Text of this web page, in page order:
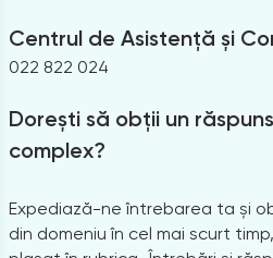
Centrul de Asistență și
022 822 024
Dorești să obții un
complex?
Expediază-ne întrebarea ta și
din domeniu în cel mai scurt